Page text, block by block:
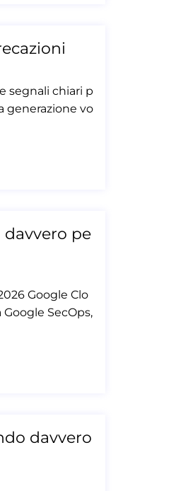
segnali chiari p
generazione vo
davvero pe
Google Clo
SecOps,
davvero